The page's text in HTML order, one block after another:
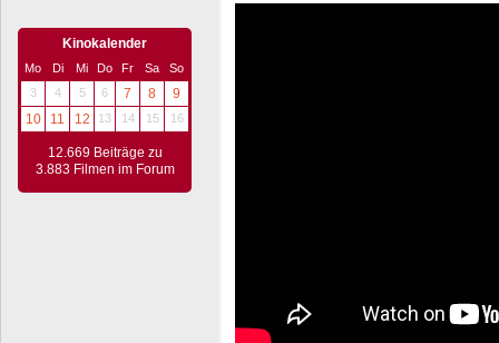
Kinokalender
Mo Di Mi Do Fr Sa
So
3
4 5 6 7 8
9
10
11 12 13 14 15 16
12.669 Beiträge zu
3.883 Filmen im Forum